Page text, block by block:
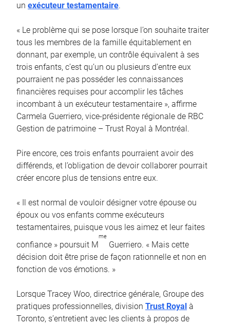
un exécuteur testamentaire.
« Le problème qui se pose lorsque l’on souhaite traiter
tous les membres de la famille équitablement en
donnant, par exemple, un contrôle équivalent à ses
trois enfants, c’est qu’un ou plusieurs d’entre eux
pourraient ne pas posséder les connaissances
financières requises pour accomplir les tâches
incombant à un exécuteur testamentaire », affirme
Carmela Guerriero, vice-présidente régionale de RBC
Gestion de patrimoine – Trust Royal à Montréal.
Pire encore, ces trois enfants pourraient avoir des
différends, et l’obligation de devoir collaborer pourrait
créer encore plus de tensions entre eux.
« Il est normal de vouloir désigner votre épouse ou
époux ou vos enfants comme exécuteurs
testamentaires, puisque vous les aimez et leur faites
confiance » poursuit M
me
Guerriero. « Mais cette
décision doit être prise de façon rationnelle et non en
fonction de vos émotions. »
Lorsque Tracey Woo, directrice générale, Groupe des
pratiques professionnelles, division Trust Royal à
Toronto, s’entretient avec les clients à propos de